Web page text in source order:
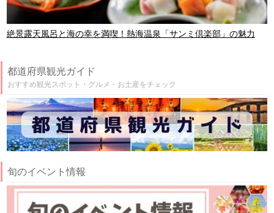
絶景露天風呂と海の幸を満喫！熱海温泉「サンミ倶楽部」の魅力
都道府県観光ガイド
おすすめ観光スポット・グルメ・お土産をチェック
旬のイベント情報